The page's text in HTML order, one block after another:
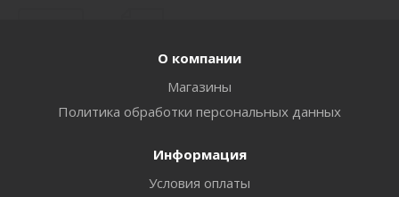
О компании
Магазины
Политика обработки персональных данных
Информация
Условия оплаты